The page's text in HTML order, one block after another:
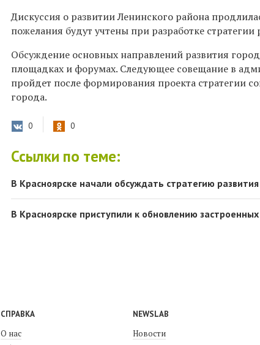
Дискуссия о развитии Ленинского района
пожелания будут учтены при разработке стратегии
Обсуждение основных направлений развития
площадках и форумах. Следующее совещание в
пройдет после формирования проекта стратегии
города.
0 0
Ссылки по теме:
В Красноярске начали обсуждать стратегию
В Красноярске приступили к обновлению
СПРАВКА
О нас
NEWSLAB
Новости